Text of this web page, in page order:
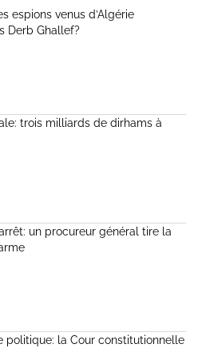
espions venus d’Algérie
Derb Ghallef?
trois milliards de dirhams à
un procureur général tire la
politique: la Cour constitutionnelle